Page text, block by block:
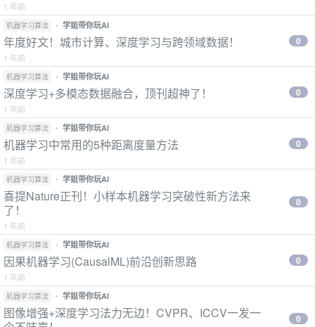
1 年前
机器学习算法 • 学姐带你玩AI
年度好文！城市计算、深度学习与跨领域数据！
1 年前
0
机器学习算法 • 学姐带你玩AI
深度学习+多模态数据融合，顶刊超神了！
1 年前
0
机器学习算法 • 学姐带你玩AI
机器学习中常用的5种距离度量方法
1 年前
0
机器学习算法 • 学姐带你玩AI
喜提Nature正刊！小样本机器学习突破性新方法来
了！
1 年前
0
机器学习算法 • 学姐带你玩AI
因果机器学习(CausalML)前沿创新思路
1 年前
0
机器学习算法 • 学姐带你玩AI
图像增强+深度学习法力无边！CVPR、ICCV一发一
0